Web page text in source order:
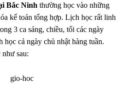
Bắc Ninh thường học vào những
kế toán tổng hợp. Lịch học rất linh
3 ca sáng, chiều, tối các ngày
học cả ngày chủ nhật hàng tuần.
sau: